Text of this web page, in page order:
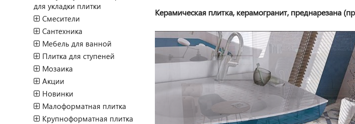
для укладки плитки
Смесители
Сантехника
Мебель для ванной
Плитка для ступеней
Мозаика
Акции
Новинки
Малоформатная плитка
Крупноформатная плитка
Керамическая плитка, керамогранит, преднарезана